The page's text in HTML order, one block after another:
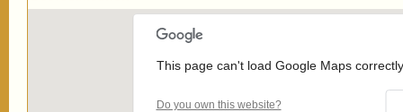
This page can't load Google Maps
Do you own this website?